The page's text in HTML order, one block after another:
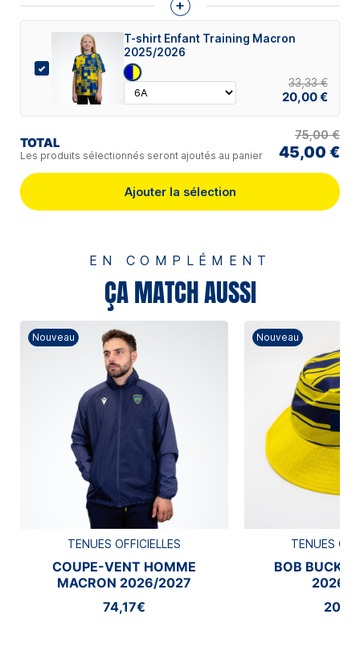
+
T-shirt Enfant Training Macron
2025/2026
33,33 €
20,00 €
TOTAL
Les produits sélectionnés seront ajoutés au panier
75,00 €
45,00 €
Ajouter la sélection
EN COMPLÉMENT
ÇA MATCH AUSSI
Nouveau
TENUES OFFICIELLES
COUPE-VENT HOMME
MACRON 2026/2027
74,17€
Nouveau
TENUES
BOB
2026/